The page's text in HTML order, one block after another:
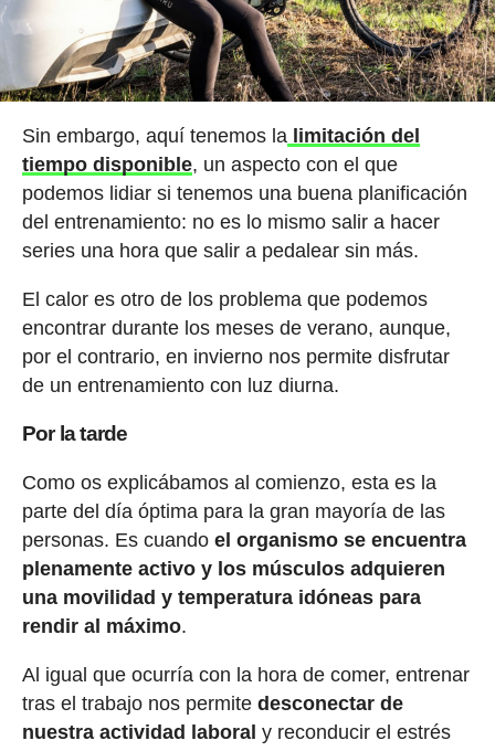
Sin embargo, aquí tenemos lalimitación del
tiempo disponible, un aspecto con el que
podemos lidiar si tenemos una buena planificación
del entrenamiento: no es lo mismo salir a hacer
series una hora que salir a pedalear sin más.
El calor es otro de los problema que podemos
encontrar durante los meses de verano, aunque,
por el contrario, en invierno nos permite disfrutar
de un entrenamiento con luz diurna.
Por la tarde
Como os explicábamos al comienzo, esta es la
parte del día óptima para la gran mayoría de las
personas. Es cuando el organismo se encuentra
plenamente activo y los músculos adquieren
una movilidad y temperatura idóneas para
rendir al máximo.
Al igual que ocurría con la hora de comer, entrenar
tras el trabajo nos permite desconectar de
nuestra actividad laboral y reconducir el estrés